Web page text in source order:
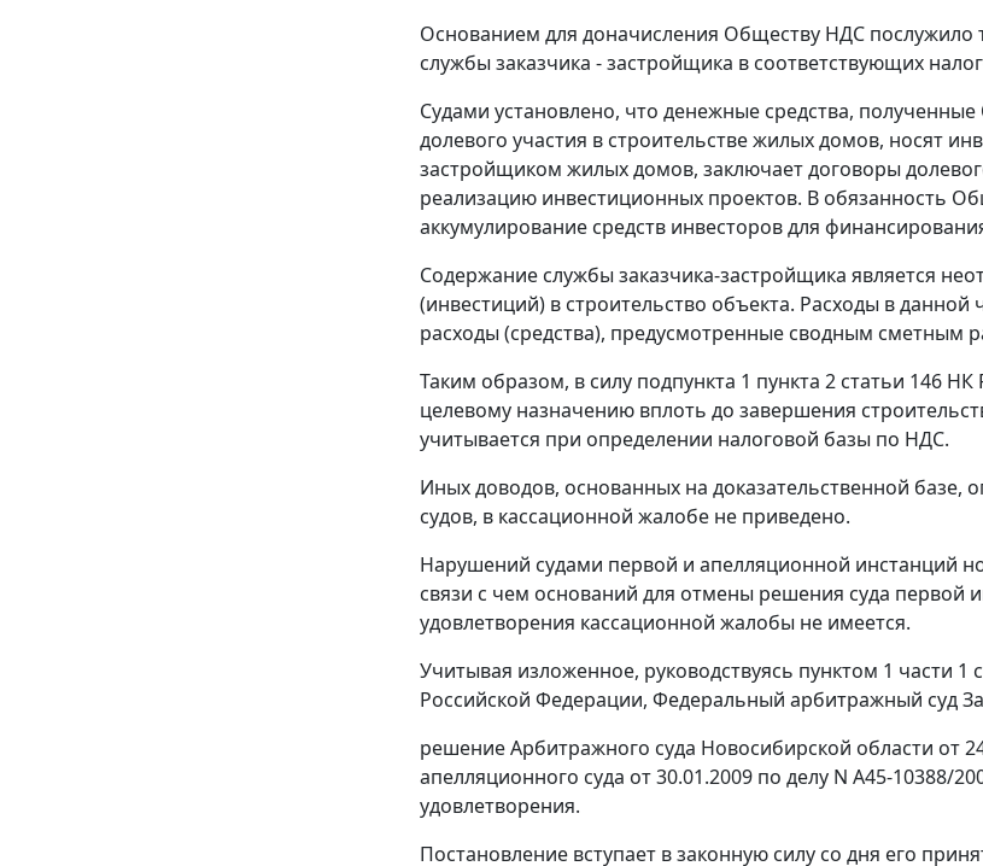
Основанием для доначисления Обществу НДС послужило
службы заказчика - застройщика в соответствующих
Судами установлено, что денежные средства,
долевого участия в строительстве жилых домов, носят
застройщиком жилых домов, заключает договоры
реализацию инвестиционных проектов. В обязанность
аккумулирование средств инвесторов для
Содержание службы заказчика-застройщика является
(инвестиций) в строительство объекта. Расходы в
расходы (средства), предусмотренные сводным сметным
Таким образом, в силу подпункта 1 пункта 2 статьи 146 НК
целевому назначению вплоть до завершения
учитывается при определении налоговой базы по НДС.
Иных доводов, основанных на доказательственной
судов, в кассационной жалобе не приведено.
Нарушений судами первой и апелляционной инстанций
связи с чем оснований для отмены решения суда первой
удовлетворения кассационной жалобы не имеется.
Учитывая изложенное, руководствуясь пунктом 1 части 1
Российской Федерации, Федеральный арбитражный суд
решение Арбитражного суда Новосибирской области от
апелляционного суда от 30.01.2009 по делу N А45-10388/
удовлетворения.
Постановление вступает в законную силу со дня его